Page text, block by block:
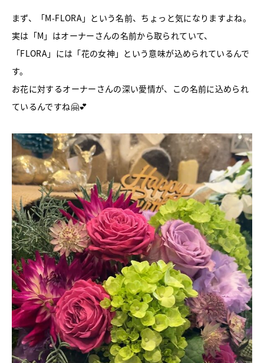
まず、「M-FLORA」という名前、ちょっと気になりますよね。
実は「M」はオーナーさんの名前から取られていて、
「FLORA」には「花の女神」という意味が込められているんで
す。
お花に対するオーナーさんの深い愛情が、この名前に込められ
ているんですね🤗💕